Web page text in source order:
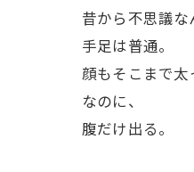
昔から不思議な
手足は普通。
顔もそこまで太
なのに、
腹だけ出る。